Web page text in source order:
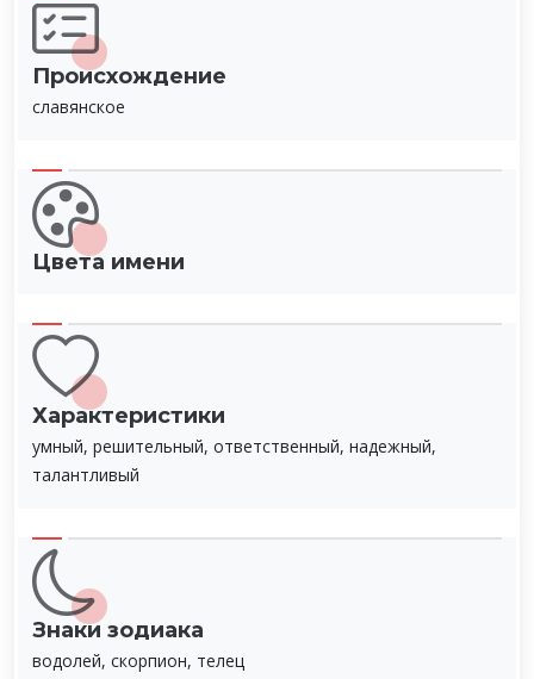
Происхождение
славянское
Цвета имени
Характеристики
умный, решительный, ответственный, надежный,
талантливый
Знаки зодиака
водолей, скорпион, телец